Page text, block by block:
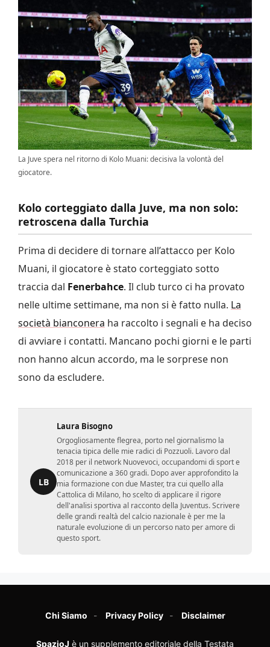
La Juve spera nel ritorno di Kolo Muani: decisiva la volontà del
giocatore.
Kolo corteggiato dalla Juve, ma non solo:
retroscena dalla Turchia
Prima di decidere di tornare all’attacco per Kolo
Muani, il giocatore è stato corteggiato sotto
traccia dal Fenerbahce. Il club turco ci ha provato
nelle ultime settimane, ma non si è fatto nulla. La
società bianconera ha raccolto i segnali e ha deciso
di avviare i contatti. Mancano pochi giorni e le parti
non hanno alcun accordo, ma le sorprese non
sono da escludere.
LB
Laura Bisogno
Orgogliosamente flegrea, porto nel giornalismo la
tenacia tipica delle mie radici di Pozzuoli. Lavoro dal
2018 per il network Nuovevoci, occupandomi di sport e
comunicazione a 360 gradi. Dopo aver approfondito la
mia formazione con due Master, tra cui quello alla
Cattolica di Milano, ho scelto di applicare il rigore
dell'analisi sportiva al racconto della Juventus. Scrivere
delle grandi realtà del calcio nazionale è per me la
naturale evoluzione di un percorso nato per amore di
questo sport.
Chi Siamo Privacy Policy Disclaimer
SpazioJ è un supplemento editoriale della Testata